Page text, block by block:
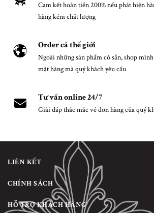
Cam kết hoàn tiền 200% nếu phát hiện
hàng kém chất lượng
Order cả thế giới
Ngoài những sản phẩm có sẵn, shop
mặt hàng mà quý khách yêu cầu
Tư vấn online 24/7
Giải đáp thắc mắc về đơn hàng của quý
LIÊN KẾT
CHÍNH SÁCH
HỖ TRỢ KHÁCH HÀNG